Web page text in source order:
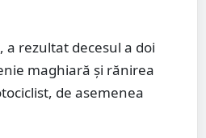
rezultat decesul a doi
maghiară şi rănirea
de asemenea